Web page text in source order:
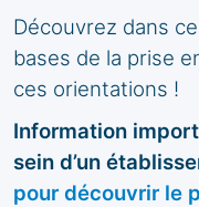
Découvrez dans
bases de la prise
ces orientations !
Information
sein d’un
pour découvrir le